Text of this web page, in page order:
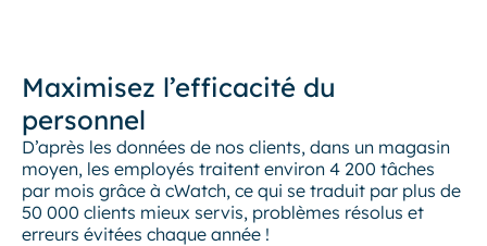
Maximisez l’efficacité du
personnel
D’après les données de nos clients, dans un magasin
moyen, les employés traitent environ 4 200 tâches
par mois grâce à cWatch, ce qui se traduit par plus de
50 000 clients mieux servis, problèmes résolus et
erreurs évitées chaque année !